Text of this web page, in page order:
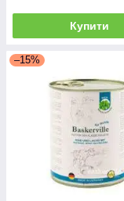
Купити
–15%